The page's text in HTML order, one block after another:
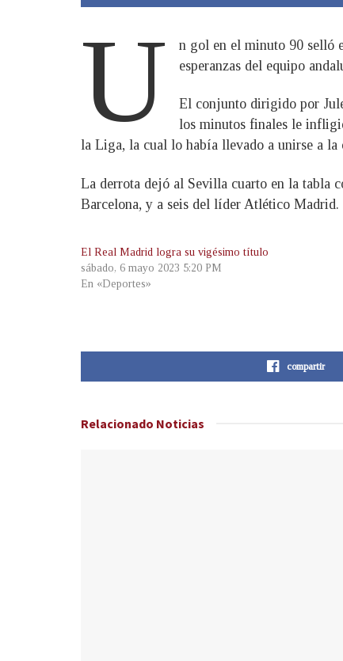
U
n gol en el minuto 90 selló
esperanzas del equipo
El conjunto dirigido por
los minutos finales le
la Liga, la cual lo había llevado a unirse a la
La derrota dejó al Sevilla cuarto en la tabla
Barcelona, y a seis del líder Atlético
El Real Madrid logra su vigésimo título
sábado, 6 mayo 2023 5:20 PM
En «Deportes»
compartir
Relacionado Noticias